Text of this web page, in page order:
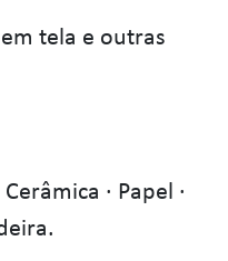
tela e outras
Cerâmica · Papel ·